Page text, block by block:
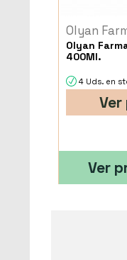
Olyan
Olyan
400Ml.
4 Uds. en
Ver